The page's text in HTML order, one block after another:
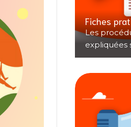
Fiches
Les